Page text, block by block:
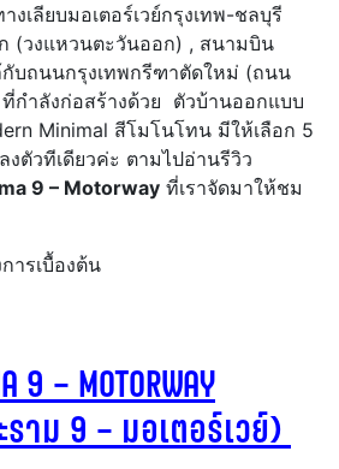
งเลียบมอเตอร์เวย์กรุงเทพ-ชลบุรี
(วงแหวนตะวันออก) , สนามบิน
บถนนกรุงเทพกรีฑาตัดใหม่ (ถนน
กำลังก่อสร้างด้วย ตัวบ้านออกแบบ
Minimal สีโมโนโทน มีให้เลือก 5
ตัวทีเดียวค่ะ ตามไปอ่านรีวิว
9 – Motorway ที่เราจัดมาให้ชม
ารเบื้องต้น
9 – MOTORWAY
าม 9 – มอเตอร์เวย์)